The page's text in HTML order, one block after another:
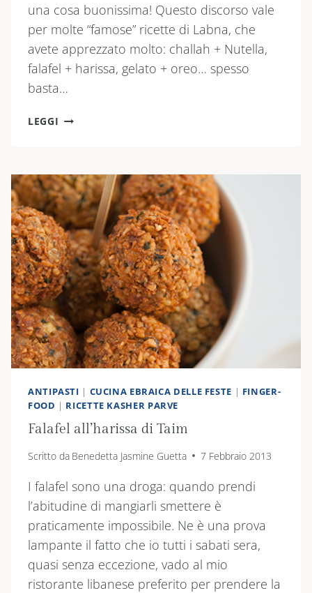
una cosa buonissima! Questo discorso vale
per molte “famose” ricette di Labna, che
avete apprezzato molto: challah + Nutella,
falafel + harissa, gelato + oreo… spesso
basta…
LEGGI PURÈ
HUMMUS
ANTIPASTI | CUCINA EBRAICA DELLE FESTE | FINGER-
FOOD | RICETTE KASHER PARVE
Falafel all’harissa di Taim
Scritto da Benedetta Jasmine Guetta 7 Febbraio 2013
I falafel sono una droga: quando prendi
l’abitudine di mangiarli smettere è
praticamente impossibile. Ne è una prova
lampante il fatto che io tutti i sabati sera,
quasi senza eccezione, vado al mio
ristorante libanese preferito per prendere la